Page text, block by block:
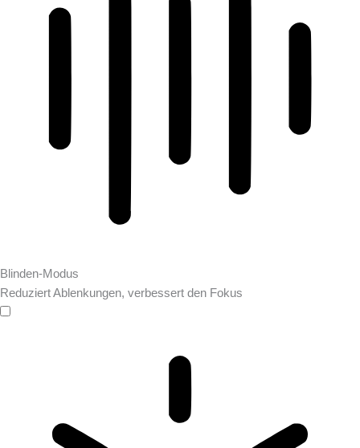
Blinden-Modus
Reduziert Ablenkungen, verbessert den Fokus